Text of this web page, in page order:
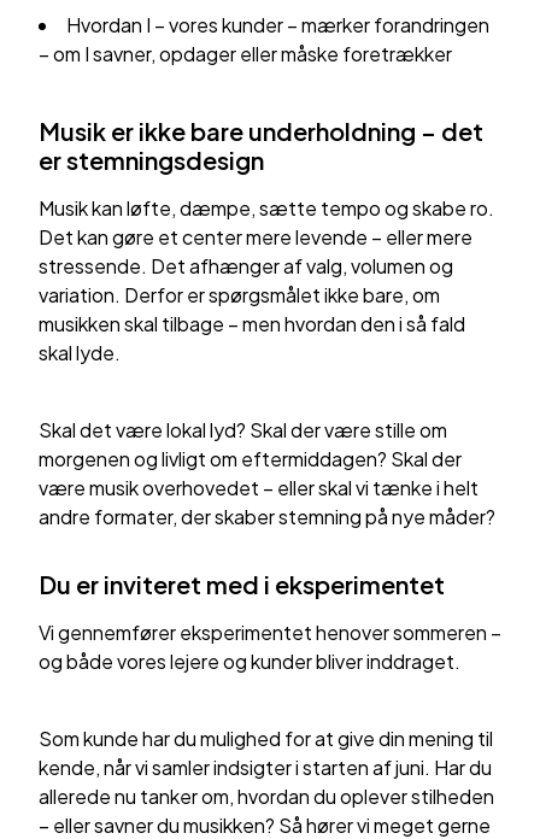
Hvordan I – vores kunder – mærker forandringen
– om I savner, opdager eller måske foretrækker
Musik er ikke bare underholdning – det
er stemningsdesign
Musik kan løfte, dæmpe, sætte tempo og skabe ro.
Det kan gøre et center mere levende – eller mere
stressende. Det afhænger af valg, volumen og
variation. Derfor er spørgsmålet ikke bare, om
musikken skal tilbage – men hvordan den i så fald
skal lyde.
Skal det være lokal lyd? Skal der være stille om
morgenen og livligt om eftermiddagen? Skal der
være musik overhovedet – eller skal vi tænke i helt
andre formater, der skaber stemning på nye måder?
Du er inviteret med i eksperimentet
Vi gennemfører eksperimentet henover sommeren –
og både vores lejere og kunder bliver inddraget.
Som kunde har du mulighed for at give din mening til
kende, når vi samler indsigter i starten af juni. Har du
allerede nu tanker om, hvordan du oplever stilheden
– eller savner du musikken? Så hører vi meget gerne